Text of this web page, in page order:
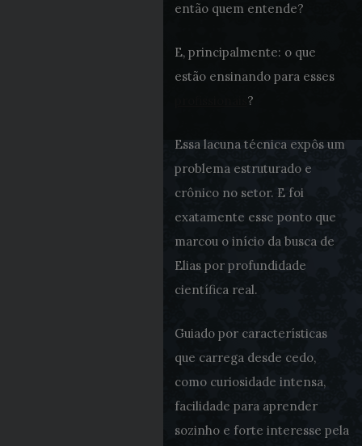
então quem entende?
E, principalmente: o que
estão ensinando para esses
?
Essa lacuna técnica expôs um
problema estruturado e
crônico no setor. E foi
exatamente esse ponto que
marcou o início da busca de
Elias por profundidade
científica real.
Guiado por características
que carrega desde cedo,
como curiosidade intensa,
facilidade para aprender
sozinho e forte interesse pela